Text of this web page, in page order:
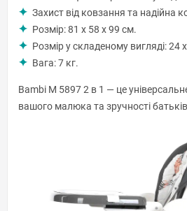
Захист від ковзання та надійна
Розмір: 81 х 58 х 99 см.
Розмір у складеному вигляді: 24
Вага: 7 кг.
Bambi M 5897 2 в 1 — це
вашого малюка та зручності